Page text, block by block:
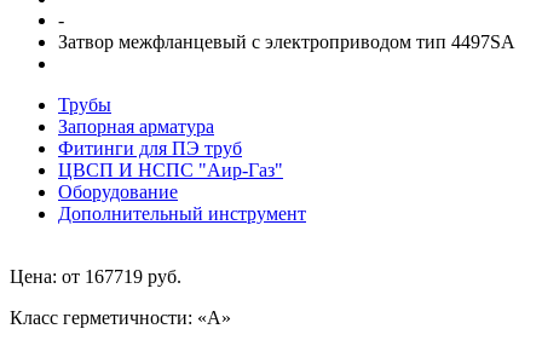
-
Затвор межфланцевый с электроприводом тип 4497SA
Трубы
Запорная арматура
Фитинги для ПЭ труб
ЦВСП И НСПС "Аир-Газ"
Оборудование
Дополнительный инструмент
Цена: от 167719 руб.
Класс герметичности: «А»